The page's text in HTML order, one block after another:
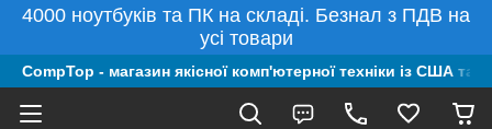
4000 ноутбуків та ПК на складі. Безнал з ПДВ на
усі товари
CompTop - магазин якісної комп'ютерної техніки із США та